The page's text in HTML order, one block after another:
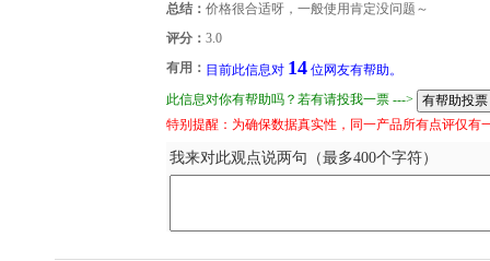
总结： 价格很合适呀，一般使用肯定没问题～
评分： 3.0
有用： 目前此信息对 14 位网友有帮助。
此信息对你有帮助吗？若有请投我一票 --->
特别提醒：为确保数据真实性，同一产品所有点评仅有
我来对此观点说两句（最多400个字符）